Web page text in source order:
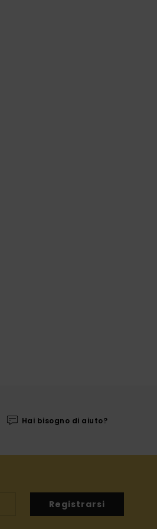
Hai bisogno di aiuto?
Registrarsi